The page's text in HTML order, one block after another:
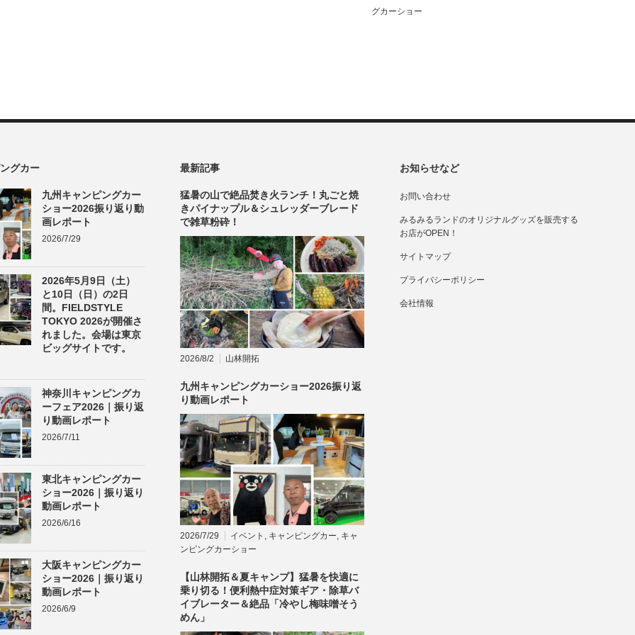
グカーショー
グカー
九州キャンピングカー
ショー2026振り返り動
画レポート
2026/7/29
2026年5月9日（土）
と10日（日）の2日
間。FIELDSTYLE
TOKYO 2026が開催さ
れました。会場は東京
ビッグサイトです。
神奈川キャンピングカ
ーフェア2026｜振り返
り動画レポート
2026/7/11
東北キャンピングカー
ショー2026｜振り返り
動画レポート
2026/6/16
大阪キャンピングカー
ショー2026｜振り返り
動画レポート
2026/6/9
最新記事
猛暑の山で絶品焚き火ランチ！丸ごと焼
きパイナップル＆シュレッダーブレード
で雑草粉砕！
2026/8/2 山林開拓
九州キャンピングカーショー2026振り返
り動画レポート
2026/7/29 イベント , キャンピングカー, キャ
ンピングカーショー
【山林開拓＆夏キャンプ】猛暑を快適に
乗り切る！便利熱中症対策ギア・除草バ
イブレーター＆絶品「冷やし梅味噌そう
めん」
お知らせなど
お問い合わせ
みるみるランドのオリジナルグッズを販売する
お店がOPEN！
サイトマップ
プライバシーポリシー
会社情報